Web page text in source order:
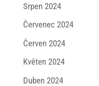
Srpen 2024
Červenec 2024
Červen 2024
Květen 2024
Duben 2024